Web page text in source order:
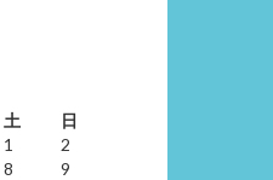
土 日
1
2
8
9